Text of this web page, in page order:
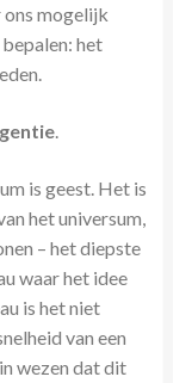
ons mogelijk
het
.
is geest. Het is
het universum,
– het diepste
waar het idee
is het niet
van een
wezen dat dit